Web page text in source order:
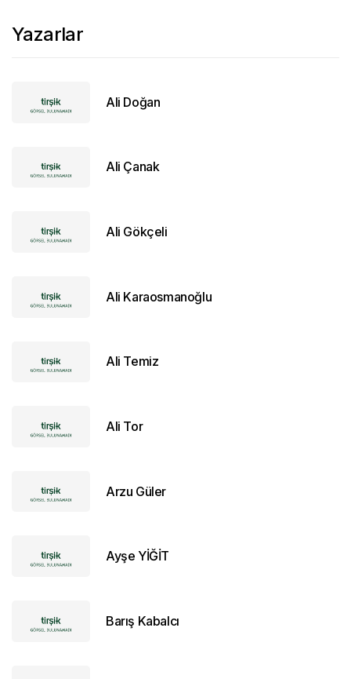
Yazarlar
Ali Doğan
Ali Çanak
Ali Gökçeli
Ali Karaosmanoğlu
Ali Temiz
Ali Tor
Arzu Güler
Ayşe YİĞİT
Barış Kabalcı